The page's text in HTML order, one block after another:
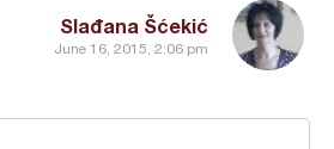
Slađana Šćekić
June 16, 2015, 2:06 pm